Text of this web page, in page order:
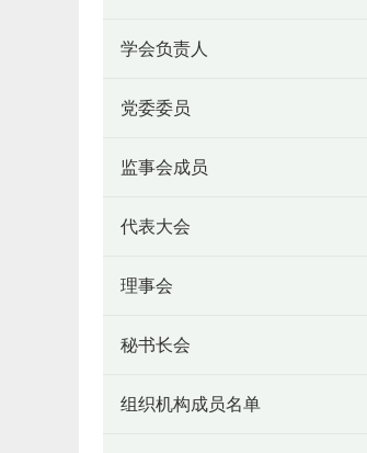
学会负责人
党委委员
监事会成员
代表大会
理事会
秘书长会
组织机构成员名单